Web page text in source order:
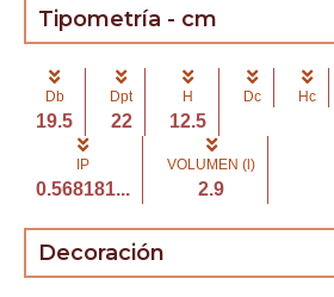
Tipometría - cm
Db
19.5
Dpt
22
H
12.5
Dc Hc
IP
0.568181...
VOLUMEN (l)
2.9
Decoración